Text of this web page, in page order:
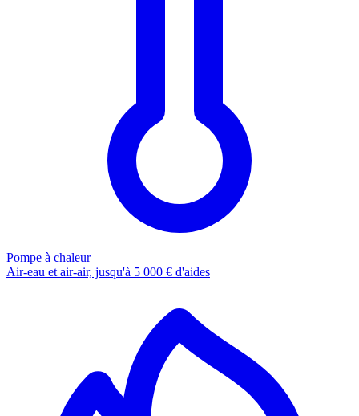
Pompe à chaleur
Air-eau et air-air, jusqu'à 5 000 € d'aides